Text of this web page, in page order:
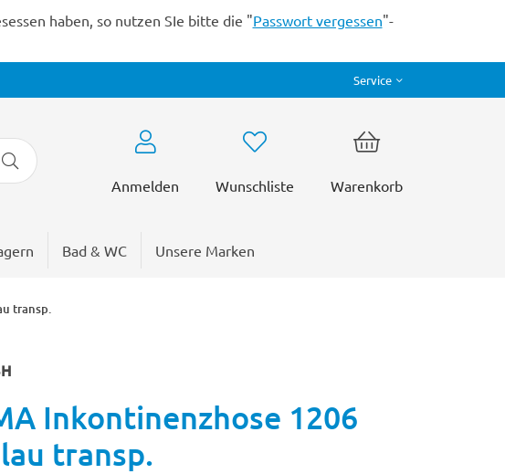
haben, so nutzen SIe bitte die "Passwort vergessen"-
Service
Anmelden Wunschliste Warenkorb
Bad & WC Unsere Marken
transp.
Inkontinenzhose 1206
transp.